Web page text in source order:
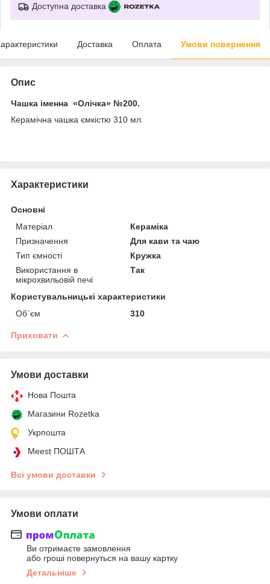
Доступна доставка
Доставка Оплата Умови повернення
Опис
Чашка іменна «Олічка» №200.
Керамічна чашка ємкістю 310 мл.
Характеристики
Основні
Матеріал
Кераміка
Призначення
Для кави та чаю
Тип ємності
Кружка
Використання в
мікрохвильовій печі
Так
Користувальницькі характеристики
Об`єм
310
Приховати
Умови доставки
Нова Пошта
Магазини Rozetka
Укрпошта
Meest ПОШТА
Всі умови доставки
Умови оплати
Ви отримаєте замовлення
або гроші повернуться на вашу картку
Детальніше